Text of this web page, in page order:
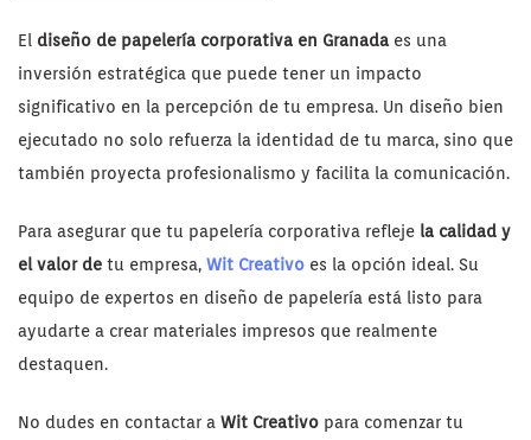
El diseño de papelería corporativa en Granada es una
inversión estratégica que puede tener un impacto
significativo en la percepción de tu empresa. Un diseño bien
ejecutado no solo refuerza la identidad de tu marca, sino que
también proyecta profesionalismo y facilita la comunicación.
Para asegurar que tu papelería corporativa refleje la calidad y
el valor de tu empresa, Wit Creativo es la opción ideal. Su
equipo de expertos en diseño de papelería está listo para
ayudarte a crear materiales impresos que realmente
destaquen.
No dudes en contactar a Wit Creativo para comenzar tu